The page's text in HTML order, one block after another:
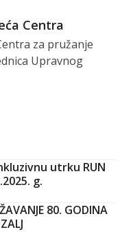
Centra
za pružanje
Upravnog
utrku RUN
g.
80. GODINA